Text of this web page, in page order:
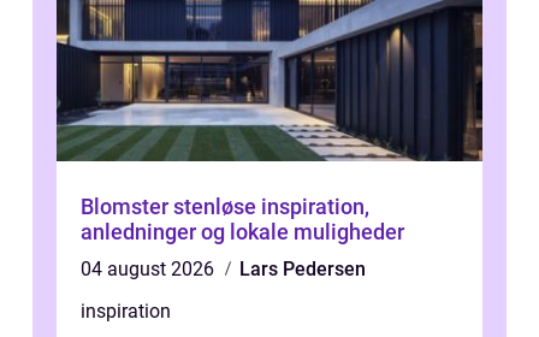
Blomster stenløse inspiration,
anledninger og lokale muligheder
04 august 2026
Lars Pedersen
inspiration